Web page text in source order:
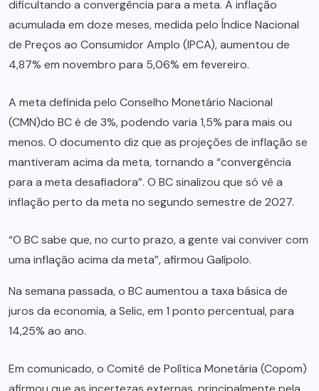
dificultando a convergência para a meta. A inflação
acumulada em doze meses, medida pelo Índice Nacional
de Preços ao Consumidor Amplo (IPCA), aumentou de
4,87% em novembro para 5,06% em fevereiro.
A meta definida pelo Conselho Monetário Nacional
(CMN)do BC é de 3%, podendo varia 1,5% para mais ou
menos. O documento diz que as projeções de inflação se
mantiveram acima da meta, tornando a “convergência
para a meta desafiadora”. O BC sinalizou que só vê a
inflação perto da meta no segundo semestre de 2027.
“O BC sabe que, no curto prazo, a gente vai conviver com
uma inflação acima da meta”, afirmou Galípolo.
Na semana passada, o BC aumentou a taxa básica de
juros da economia, a Selic, em 1 ponto percentual, para
14,25% ao ano.
Em comunicado, o Comitê de Política Monetária (Copom)